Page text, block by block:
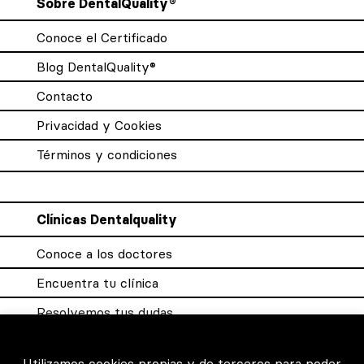
Conoce el Certificado
Blog DentalQuality®
Contacto
Privacidad y Cookies
Términos y condiciones
Clínicas Dentalquality
Conoce a los doctores
Encuentra tu clínica
Resolvemos tus dudas